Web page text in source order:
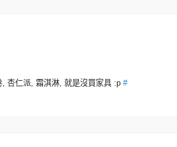
杏仁派, 霜淇淋, 就是沒買家具 :p #